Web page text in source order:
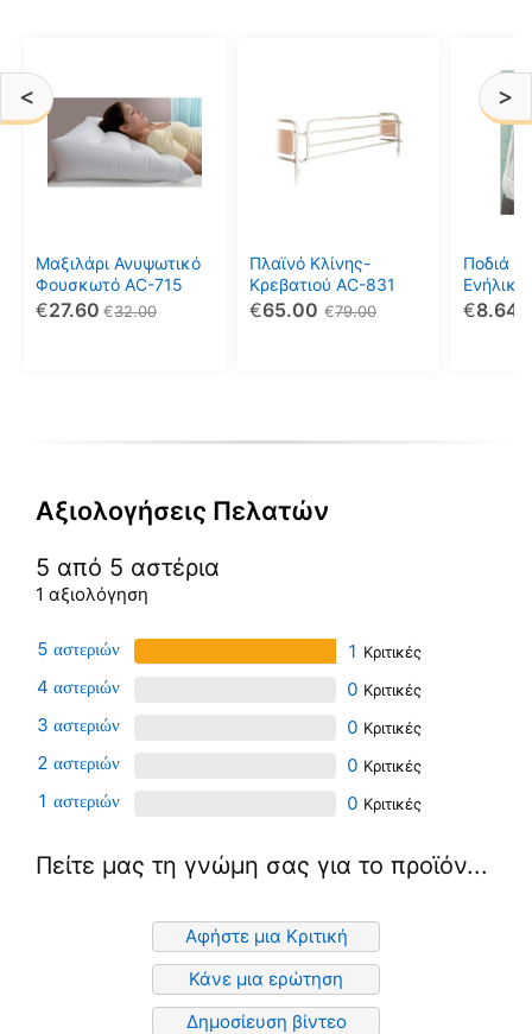
< >
Μαξιλάρι Ανυψωτικό
Φουσκωτό AC-715
32.00
€
27.60
€
Πλαϊνό Κλίνης-
Κρεβατιού AC-831
79.00
€
65.00
€
έχει
πολλαπλές
παραλλαγές.
μπορούν
να
επιλεγούν
Ποδιά
8.64
€
Αξιολογήσεις Πελατών
5 από 5 αστέρια
1 αξιολόγηση
5
1
4
0
3
0
2
0
1
0
Πείτε μας τη γνώμη σας για το προϊόν...
Αφήστε μια Κριτική
Κάνε μια ερώτηση
Δημοσίευση βίντεο